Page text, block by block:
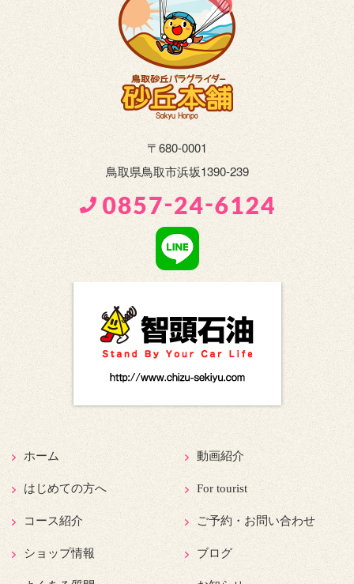
〒680-0001
鳥取県鳥取市浜坂1390-239
ホーム
はじめての方へ
コース紹介
ショップ情報
動画紹介
For tourist
ご予約・お問い合わせ
ブログ